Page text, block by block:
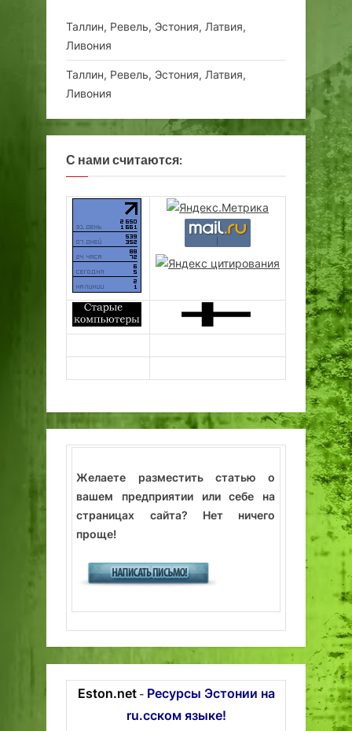
Таллин, Ревель, Эстония, Латвия,
Ливония
Таллин, Ревель, Эстония, Латвия,
Ливония
С нами считаются:
Желаете разместить статью о
вашем предприятии или себе на
страницах сайта? Нет ничего
проще!
Eston.net- Ресурсы Эстонии на
ru.сском языке!